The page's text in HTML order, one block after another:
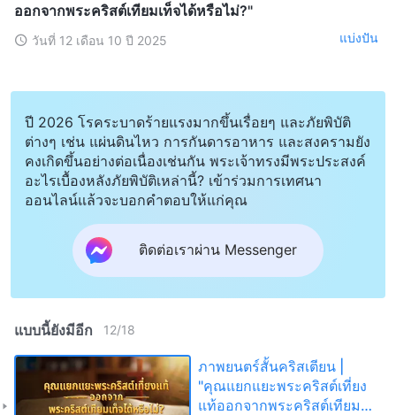
ออกจากพระคริสต์เทียมเท็จได้หรือไม่?"
วันที่ 12 เดือน 10 ปี 2025 แบ่งปัน
ปี 2026 โรคระบาดร้ายแรงมากขึ้นเรื่อยๆ และภัยพิบัติ
ต่างๆ เช่น แผ่นดินไหว การกันดารอาหาร และสงครามยัง
คงเกิดขึ้นอย่างต่อเนื่องเช่นกัน พระเจ้าทรงมีพระประสงค์
อะไรเบื้องหลังภัยพิบัติเหล่านี้? เข้าร่วมการเทศนา
ออนไลน์แล้วจะบอกคำตอบให้แก่คุณ
ติดต่อเราผ่าน Messenger
แบบนี้ยังมีอีก 12/18
ภาพยนตร์สั้นคริสเตียน |
"คุณแยกแยะพระคริสต์เที่ยง
แท้ออกจากพระคริสต์เทียม